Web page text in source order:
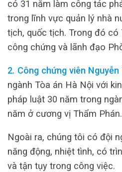
có 31 năm làm công tác
trong lĩnh vực quản lý nhà
tịch, quốc tịch. Trong đó
công chứng và lãnh đạo
2. Công chứng viên Nguyễn
ngành Tòa án Hà Nội với
pháp luật 30 năm trong
năm ở cương vị Thẩm Phán.
Ngoài ra, chúng tôi có đội
năng động, nhiệt tình, có
và tận tụy trong công việc.